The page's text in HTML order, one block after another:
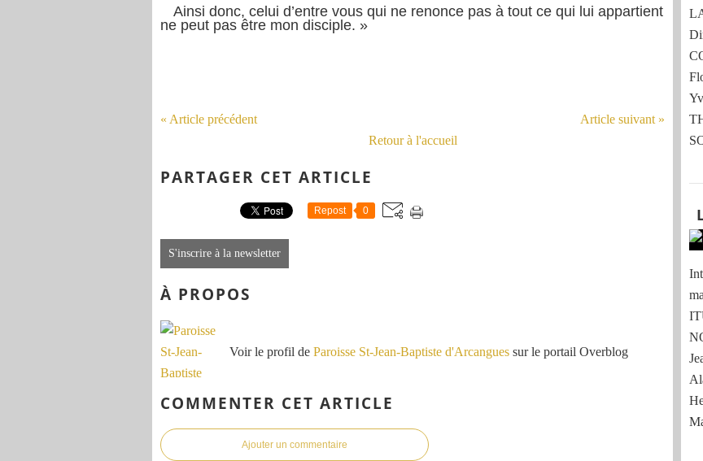
Ainsi donc, celui d’entre vous qui ne renonce pas à tout ce qui lui appartient
ne peut pas être mon disciple. »
« Article précédent
Article suivant »
Retour à l'accueil
PARTAGER CET ARTICLE
Repost 0
S'inscrire à la newsletter
À PROPOS
Voir le profil de Paroisse St-Jean-Baptiste d'Arcangues sur le portail Overblog
COMMENTER CET ARTICLE
Ajouter un commentaire